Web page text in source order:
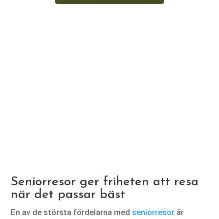
Seniorresor ger friheten att resa
när det passar bäst
En av de största fördelarna med seniorresor är